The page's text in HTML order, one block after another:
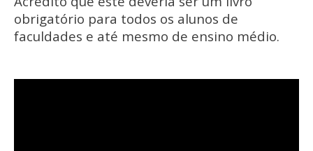
obrigatório para todos os alunos de
faculdades e até mesmo de ensino médio.